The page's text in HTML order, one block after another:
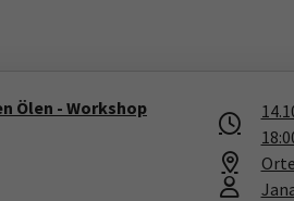
Ölen - Workshop